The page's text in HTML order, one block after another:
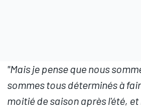
"Mais je pense que nous
sommes tous déterminés à
moitié de saison après l'été,